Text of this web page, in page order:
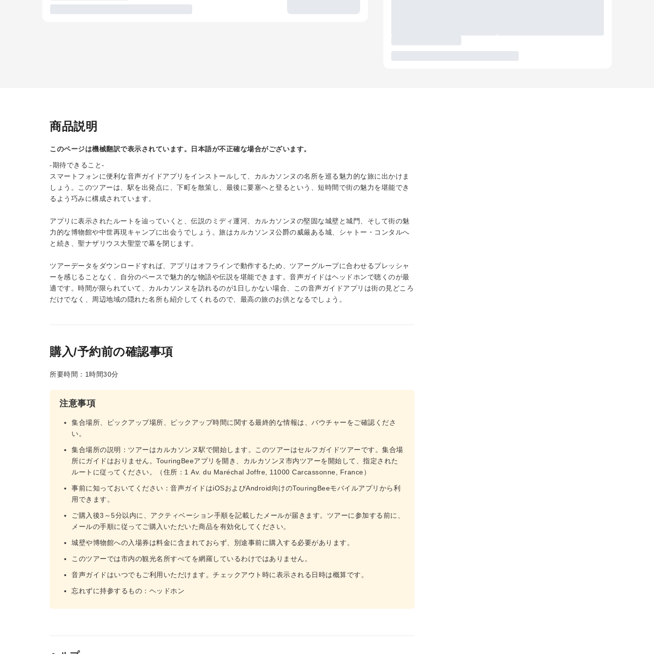
商品説明
このページは機械翻訳で表示されています。日本語が不正確な場合がございます。
-期待できること-
スマートフォンに便利な音声ガイドアプリをインストールして、カルカソンヌの名所を巡る魅力的な旅に出かけま
しょう。このツアーは、駅を出発点に、下町を散策し、最後に要塞へと登るという、短時間で街の魅力を堪能でき
るよう巧みに構成されています。
アプリに表示されたルートを辿っていくと、伝説のミディ運河、カルカソンヌの堅固な城壁と城門、そして街の魅
力的な博物館や中世再現キャンプに出会うでしょう。旅はカルカソンヌ公爵の威厳ある城、シャトー・コンタルへ
と続き、聖ナザリウス大聖堂で幕を閉じます。
ツアーデータをダウンロードすれば、アプリはオフラインで動作するため、ツアーグループに合わせるプレッシャ
ーを感じることなく、自分のペースで魅力的な物語や伝説を堪能できます。音声ガイドはヘッドホンで聴くのが最
適です。時間が限られていて、カルカソンヌを訪れるのが1日しかない場合、この音声ガイドアプリは街の見どころ
だけでなく、周辺地域の隠れた名所も紹介してくれるので、最高の旅のお供となるでしょう。
購入/予約前の確認事項
所要時間：1時間30分
注意事項
集合場所、ピックアップ場所、ピックアップ時間に関する最終的な情報は、バウチャーをご確認くださ
い。
集合場所の説明：ツアーはカルカソンヌ駅で開始します。このツアーはセルフガイドツアーです。集合場
所にガイドはおりません。TouringBeeアプリを開き、カルカソンヌ市内ツアーを開始して、指定された
ルートに従ってください。（住所：1 Av. du Maréchal Joffre, 11000 Carcassonne, France）
事前に知っておいてください：音声ガイドはiOSおよびAndroid向けのTouringBeeモバイルアプリから利
用できます。
ご購入後3～5分以内に、アクティベーション手順を記載したメールが届きます。ツアーに参加する前に、
メールの手順に従ってご購入いただいた商品を有効化してください。
城壁や博物館への入場券は料金に含まれておらず、別途事前に購入する必要があります。
このツアーでは市内の観光名所すべてを網羅しているわけではありません。
音声ガイドはいつでもご利用いただけます。チェックアウト時に表示される日時は概算です。
忘れずに持参するもの：ヘッドホン